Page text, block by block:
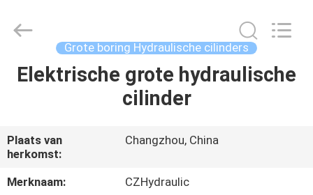
THUIS
VIDEO'S
EQUIPMENT
CO.,LTD.
Grote boring Hydraulische cilinders
Elektrische grote hydraulische
cilinder
Plaats van
herkomst:
Changzhou, China
Merknaam:
CZHydraulic